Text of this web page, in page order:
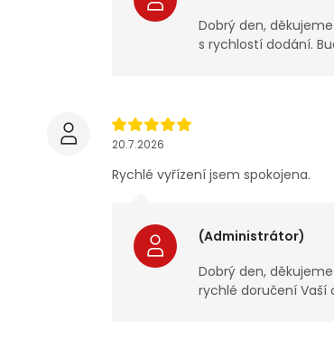
Dobrý den,
s rychlostí dodání.
20.7.2026
Rychlé vyřízení jsem spokojena.
(Administrátor)
Dobrý den,
rychlé doručení Vaší